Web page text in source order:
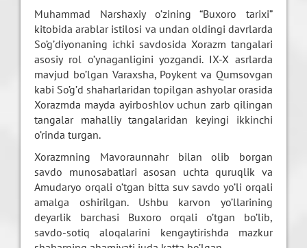
Muhammad Narshaxiy o’zining “Buxoro tarixi”
kitobida arablar istilosi va undan oldingi davrlarda
So’g’diyonaning ichki savdosida Xorazm tangalari
asosiy rol o’ynaganligini yozgandi. IX-X asrlarda
mavjud bo’lgan Varaxsha, Poykent va Qumsovgan
kabi So’g’d shaharlaridan topilgan ashyolar orasida
Xorazmda mayda ayirboshlov uchun zarb qilingan
tangalar mahalliy tangalaridan keyingi ikkinchi
o’rinda turgan.
Xorazmning Mavoraunnahr bilan olib borgan
savdo munosabatlari asosan uchta quruqlik va
Amudaryo orqali o’tgan bitta suv savdo yo’li orqali
amalga oshirilgan. Ushbu karvon yo’llarining
deyarlik barchasi Buxoro orqali o’tgan bo’lib,
savdo-sotiq aloqalarini kengaytirishda mazkur